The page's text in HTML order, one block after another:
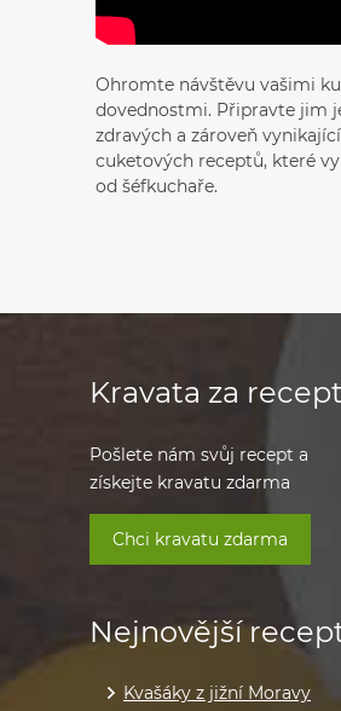
Ohromte návštěvu vašimi
dovednostmi. Připravte jim
zdravých a zároveň
cuketových receptů, které
od šéfkuchaře.
Nejnovější
Kvašáky z jižní Moravy
Kravata za recept
Pošlete nám svůj recept a
získejte kravatu zdarma
Chci kravatu zdarma